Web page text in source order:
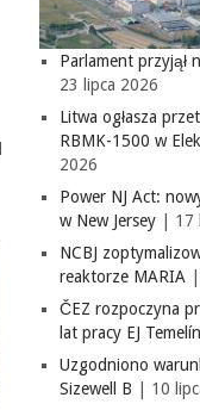
Parlament przyjął
23 lipca 2026
Litwa ogłasza
RBMK-1500 w
2026
Power NJ Act:
w New Jersey | 17
NCBJ
reaktorze MARIA
ČEZ rozpoczyna
lat pracy EJ Temelín
Uzgodniono
Sizewell B | 10